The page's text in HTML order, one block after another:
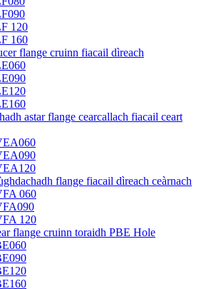
120
160
flange cruinn fiacail dìreach
astar flange cearcallach fiacail ceart
flange fiacail dìreach ceàrnach
060
120
flange cruinn toraidh PBE Hole